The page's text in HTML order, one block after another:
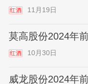
红酒 11月19日
莫高股份2024年
红酒 10月30日
威龙股份2024年